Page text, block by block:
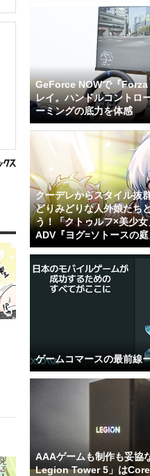
GeForce NOWで『
レイ。ハンドルコントロ
ーミングの底力を体感
クーデレからスタイル抜
どりみどりな人外娘たち
う！「クトゥルフ×美少
ADV『ヨグ=ソトースの
ゲームコマースの最前線
AAAゲームも制作も妥協
Legion Tower 5」は